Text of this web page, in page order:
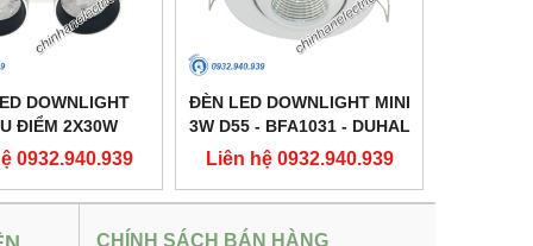
DOWNLIGHT
ĐIỂM 2X30W
- DFC2302 -
0932.940.939
ĐÈN LED DOWNLIGHT MINI
3W D55 - BFA1031 - DUHAL
Liên hệ 0932.940.939
CHÍNH SÁCH BÁN HÀNG